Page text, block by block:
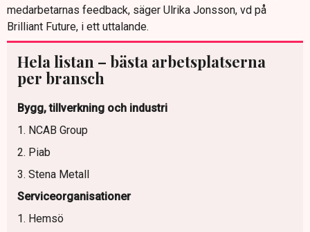
medarbetarnas feedback, säger Ulrika Jonsson, vd på
Brilliant Future, i ett uttalande.
Hela listan – bästa arbetsplatserna
per bransch
Bygg, tillverkning och industri
1. NCAB Group
2. Piab
3. Stena Metall
Serviceorganisationer
1. Hemsö